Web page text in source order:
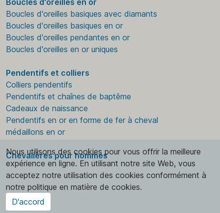
Boucles d'oreilles basiques avec diamants
Boucles d'oreilles basiques en or
Boucles d'oreilles pendantes en or
Boucles d'oreilles en or uniques
Pendentifs et colliers
Colliers pendentifs
Pendentifs et chaînes de baptême
Cadeaux de naissance
Pendentifs en or en forme de fer à cheval
médaillons en or
Chevalières pour hommes
Nous utilisons des cookies pour vous offrir la meilleure
expérience en ligne. En utilisant notre site Web, vous
acceptez notre utilisation des cookies conformément à
notre politique en matière de cookies.
D'accord